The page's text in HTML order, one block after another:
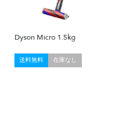
Dyson Micro 1.5kg
送料無料 在庫なし